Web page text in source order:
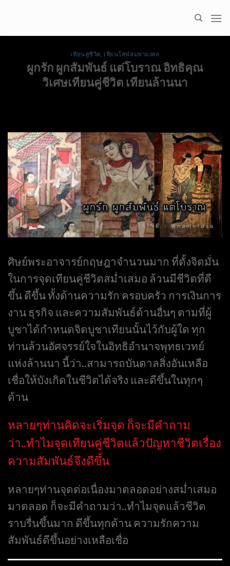
เทียนคู่ชีวิต เทียนโสฬสมหามงคล
ผูกรัก ผูกสัมพันธ์ แต่โบราณ อิทธิคุณ
วิเศษเทียนคู่ชีวิต เทียนล้านนา
ศิษย์พระอาจารย์กฤษฎาจำนวนมาก ที่ตั้งจิตมั่น
ในการจุดเทียนคู่ชีวิตสม่ำเสมอ ล้วนมีชีวิตที่ดี
ขึ้น ดีขึ้น ทั้งด้านความรัก ครอบครัว การเงินการ
งาน ธุรกิจ และความสัมพันธ์ด้านอื่นๆ ตามที่ผู้
บูชาได้กำหนดจิตบูชาเทียนนั้นไว้กับผู้ใด ทุก
ท่านล้วนอัศจรรย์ใจในอิทธิอำนาจพุทธเวทย์
แห่งล้านนา นี้ว่า..สามารถบันดาลสิ่งอันเหลือ
เชื่อให้บังเกิดในชีวิตได้จริง และดีขึ้นในทุกๆ
ด้าน
หลายๆท่านคิดจะเริ่มจุด ก็จะมีคำถาม
ว่า..ทำไมจุดเทียนคู่ชีวิตแล้วปัญหาชีวิตเรื่อง
ความสัมพันธ์จึงดีขึ้น
หลายๆท่านจุดต่อเนื่องมาตลอดอย่างสม่ำเสมอ
มาตลอด ก็จะมีคำถามว่า..ทำไมจุดแล้วชีวิต
ราบรื่นขึ้นมาก ดีขึ้นทุกด้าน ความรักความ
สัมพันธ์ดีขึ้นอย่างเหลือเชื่อ